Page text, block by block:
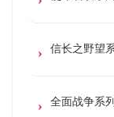
信长之野望
全面战争系